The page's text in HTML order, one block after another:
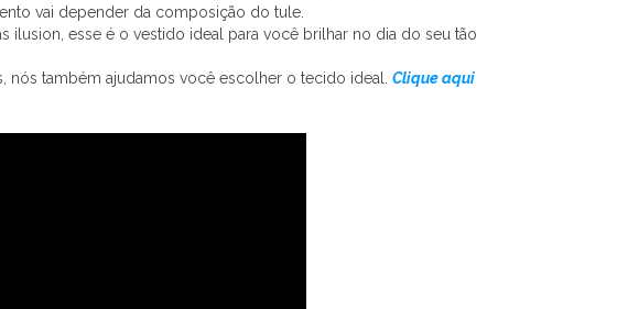
vai depender da composição do tule.
esse é o vestido ideal para você brilhar no dia do seu tão
nós também ajudamos você escolher o tecido ideal. Clique aqui